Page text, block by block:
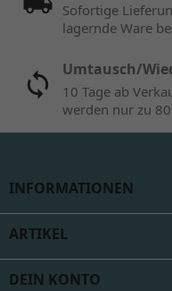
Sofortige
lagernde Ware
Umtausch/
10 Tage ab
werden nur zu
INFORMATIONEN
ARTIKEL
DEIN KONTO